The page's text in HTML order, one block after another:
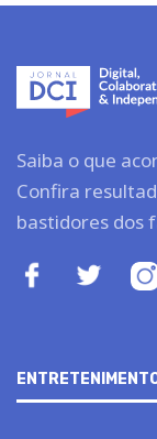
Saiba o que
Confira
bastidores dos